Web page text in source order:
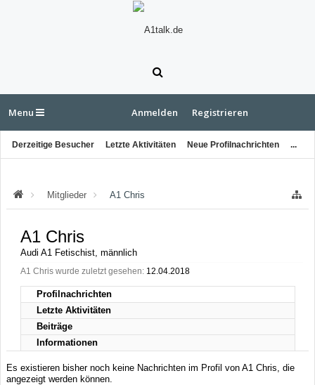
Menu
Derzeitige Besucher Letzte Aktivitäten Neue Profilnachrichten ...
Anmelden Registrieren
Mitglieder A1 Chris
A1 Chris
Audi A1 Fetischist, männlich
A1 Chris wurde zuletzt gesehen: 12.04.2018
Profilnachrichten
Letzte Aktivitäten
Beiträge
Informationen
Es existieren bisher noch keine Nachrichten im Profil von A1 Chris, die
angezeigt werden können.